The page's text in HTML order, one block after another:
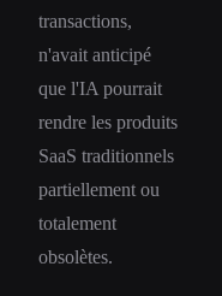
transactions,
n'avait anticipé
que l'IA pourrait
rendre les produits
SaaS traditionnels
partiellement ou
totalement
obsolètes.